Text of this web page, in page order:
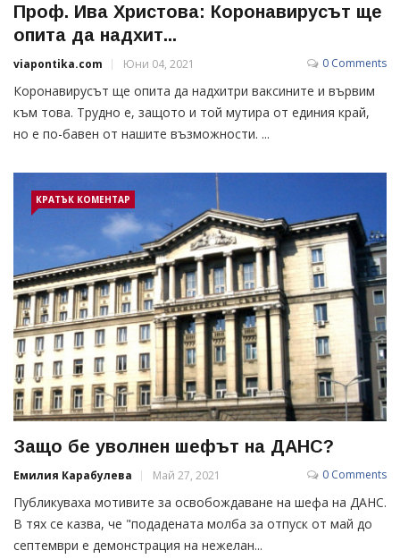
Проф. Ива Христова: Коронавирусът ще
опита да надхит...
viapontika.com Юни 04, 2021 0 Comments
Коронавирусът ще опита да надхитри ваксините и вървим
към това. Трудно е, защото и той мутира от единия край,
но е по-бавен от нашите възможности. ...
КРАТЪК КОМЕНТАР
Защо бе уволнен шефът на ДАНС?
Емилия Карабулева Май 27, 2021 0 Comments
Публикуваха мотивите за освобождаване на шефа на ДАНС.
В тях се казва, че "подадената молба за отпуск от май до
септември е демонстрация на нежелан...